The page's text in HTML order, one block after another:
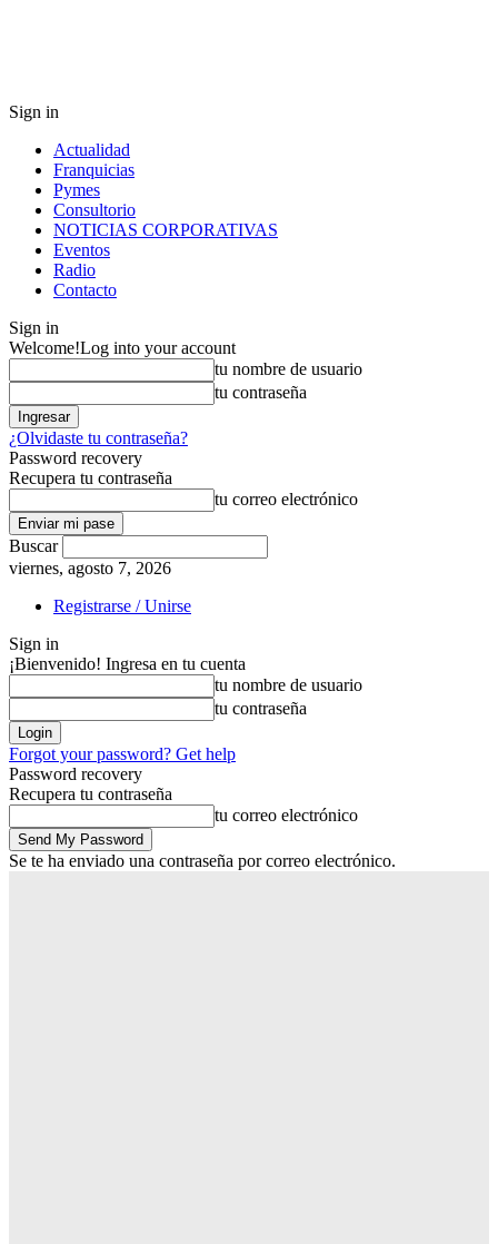
Sign in
Actualidad
Franquicias
Pymes
Consultorio
NOTICIAS CORPORATIVAS
Eventos
Radio
Contacto
Sign in
Welcome!Log into your account
tu nombre de usuario
tu contraseña
¿Olvidaste tu contraseña?
Password recovery
Recupera tu contraseña
tu correo electrónico
Buscar
viernes, agosto 7, 2026
Registrarse / Unirse
Sign in
¡Bienvenido! Ingresa en tu cuenta
tu nombre de usuario
tu contraseña
Forgot your password? Get help
Password recovery
Recupera tu contraseña
tu correo electrónico
Se te ha enviado una contraseña por correo electrónico.